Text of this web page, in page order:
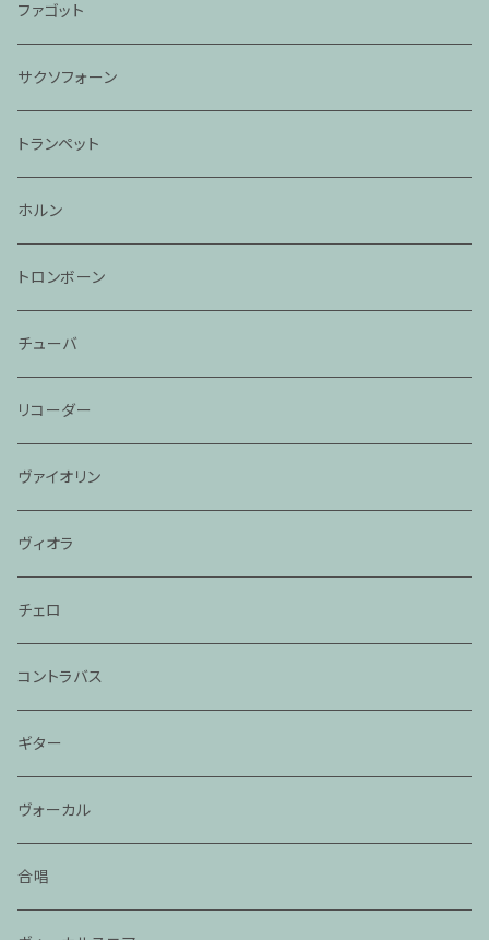
ファゴット
サクソフォーン
トランペット
ホルン
トロンボーン
チューバ
リコーダー
ヴァイオリン
ヴィオラ
チェロ
コントラバス
ギター
ヴォーカル
合唱